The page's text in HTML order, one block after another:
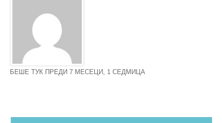
БЕШЕ ТУК ПРЕДИ 7 МЕСЕЦИ, 1 СЕДМИЦА